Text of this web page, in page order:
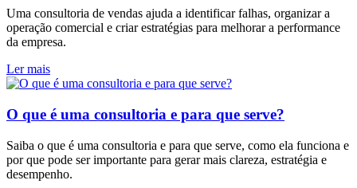
Uma consultoria de vendas ajuda a identificar falhas, organizar a
operação comercial e criar estratégias para melhorar a performance
da empresa.
Ler mais
O que é uma consultoria e para que serve?
Saiba o que é uma consultoria e para que serve, como ela funciona e
por que pode ser importante para gerar mais clareza, estratégia e
desempenho.